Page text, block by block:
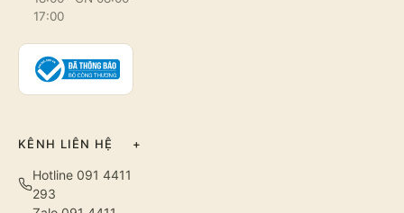
17:00
KÊNH LIÊN HỆ +
Hotline 091 4411
293